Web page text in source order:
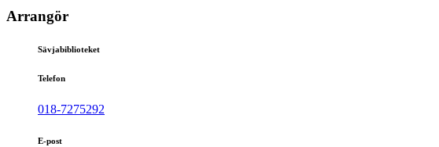
Arrangör
Sävjabiblioteket
Telefon
018-7275292
E-post